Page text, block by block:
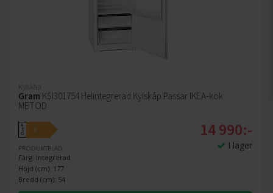
Kylskåp
Gram KSI301754 Helintegrerad Kylskåp Passar IKEA-kök
METOD
A
↑
G
E
PRODUKTBLAD
Färg: Integrerad
Höjd (cm): 177
Bredd (cm): 54
14 990:-
I lager